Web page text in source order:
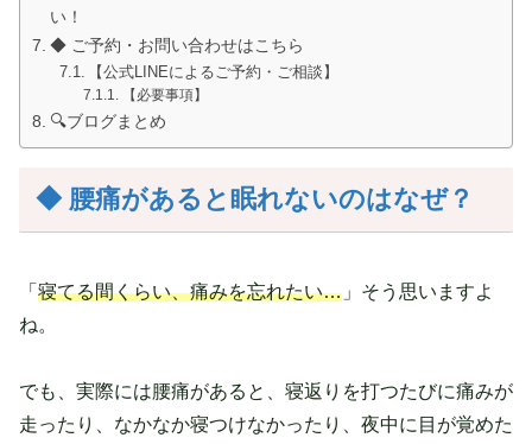
い！
◆ ご予約・お問い合わせはこちら
【公式LINEによるご予約・ご相談】
【必要事項】
🔍ブログまとめ
◆ 腰痛があると眠れないのはなぜ？
「 寝てる間くらい、痛みを忘れたい… 」そう思いますよ
ね。
でも、実際には腰痛があると、寝返りを打つたびに痛みが
走ったり、なかなか寝つけなかったり、夜中に目が覚めた